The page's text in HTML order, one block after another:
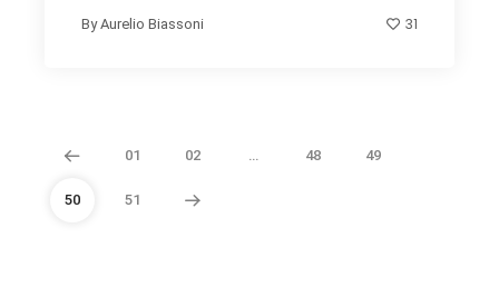
ByAurelio Biassoni 31
01 02 48 49
50 51